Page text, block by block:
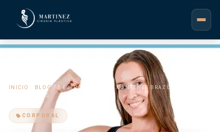
INICIO BLOG/ 5 EJERCICIOS PARA MANTENER BRAZOS FUERTES Y
TONIFICADOS
CORPORAL